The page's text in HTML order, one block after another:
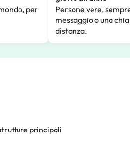
per
Persone vere,
messaggio o una
distanza.
principali